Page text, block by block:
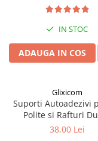
IN STOC
ADAUGA IN COS
Glixicom
Suporti Autoadezivi
Polite si Rafturi
Glixicom 2 Puncte
38,00 Lei